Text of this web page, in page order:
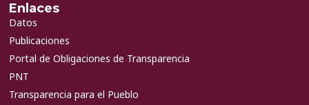
Enlaces
Datos
Publicaciones
Portal de Obligaciones de Transparencia
PNT
Transparencia para el Pueblo